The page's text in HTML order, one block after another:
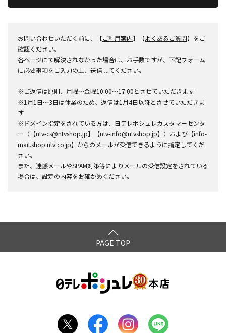
お問い合わせいただく前に、【ご利用案内】【よくあるご質問】をご
確認ください。
各ページにて解決されなかった場合は、お手数ですが、下記フォーム
に必要事項をご入力の上、送信してください。
※ご返信は原則、月曜～金曜10:00～17:00とさせていただきます
※1月1日～3日は休業のため、返信は1月4日以降とさせていただきま
す
※ドメイン指定をされている方は、日テレポシュレカスタマーセンタ
ー（【ntv-cs@ntvshop.jp】【ntv-info@ntvshop.jp】）および【info-
mail.shop.ntv.co.jp】からのメールが受信できるように指定してくだ
さい。
また、迷惑メールやSPAM対策等によりメールの受信設定をされている
場合は、設定の内容をお確かめください。
PAGE TOP